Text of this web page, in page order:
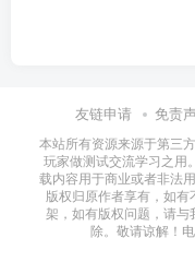
友链申请 免责
本站所有资源来源于第三
玩家做测试交流学习之用
载内容用于商业或者非法
版权归原作者享有，如
架，如有版权问题，请
除。敬请谅解！